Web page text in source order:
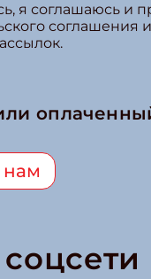
я соглашаюсь и
соглашения
нам